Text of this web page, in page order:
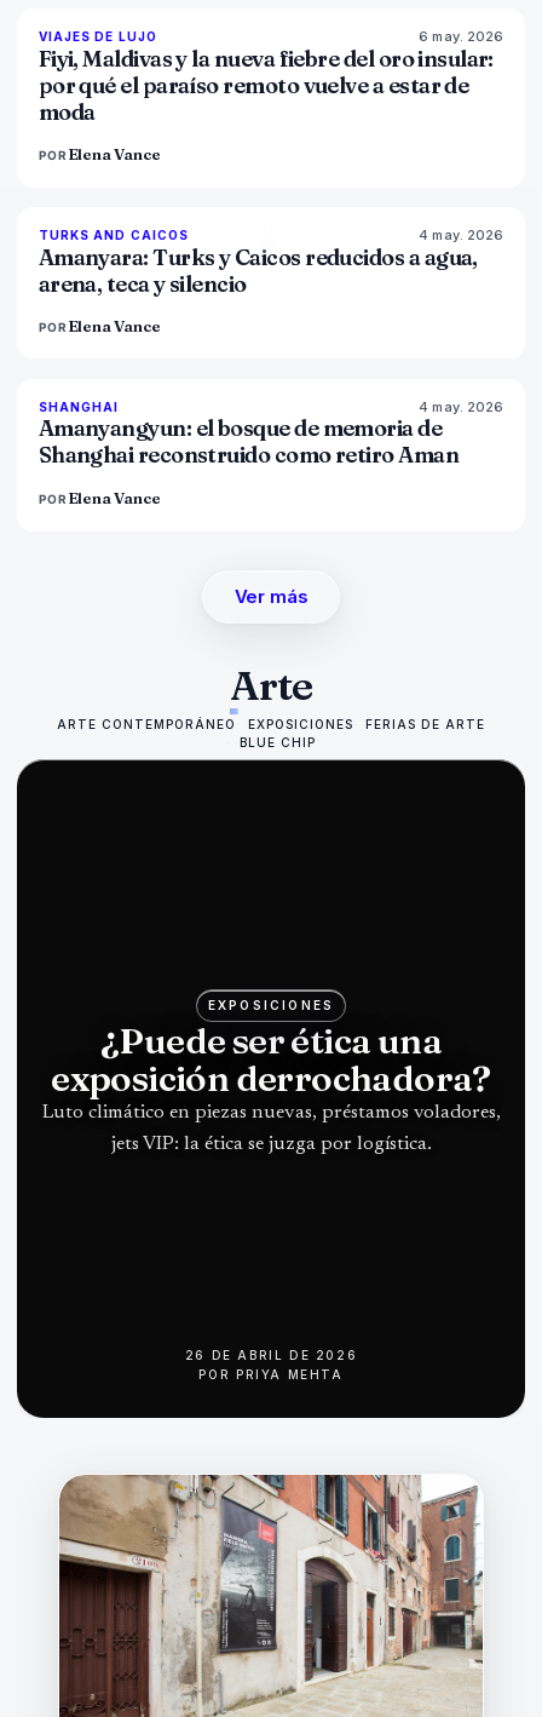
84% 76
VIAJES DE LUJO 6 may. 2026
Fiyi, Maldivas y la nueva fiebre del oro insular:
por qué el paraíso remoto vuelve a estar de
moda
POR Elena Vance
96% 60
TURKS AND CAICOS 4 may. 2026
Amanyara: Turks y Caicos reducidos a agua,
arena, teca y silencio
POR Elena Vance
96% 78
SHANGHAI 4 may. 2026
Amanyangyun: el bosque de memoria de
Shanghai reconstruido como retiro Aman
POR Elena Vance
Ver más
Arte
ARTE CONTEMPORÁNEO EXPOSICIONES
FERIAS DE ARTE
BLUE CHIP
EXPOSICIONES
¿Puede ser ética una
exposición derrochadora?
Luto climático en piezas nuevas, préstamos voladores,
jets VIP: la ética se juzga por logística.
26 DE ABRIL DE 2026
POR
PRIYA MEHTA